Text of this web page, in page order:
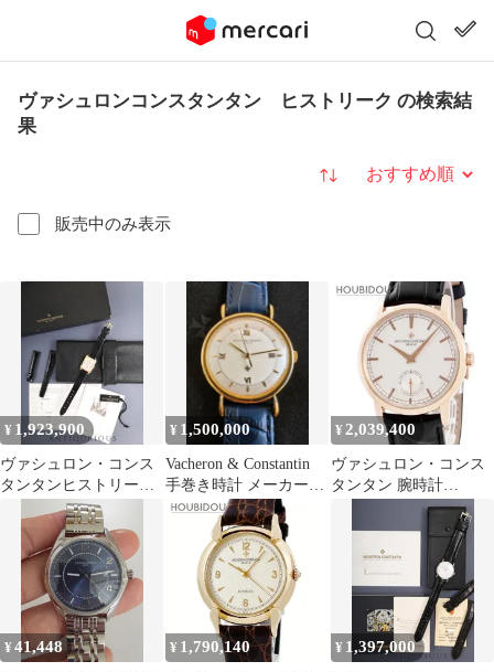
ヴァシュロンコンスタンタン ヒストリーク の検索結
果
販売中のみ表示
並び替え
¥ 1,923,900
ヴァシュロン・コンス
タンタンヒストリーク
キャビノチェ 手巻き
YG 革純正ピンバック
ル（750YG） アイボリ
ー文字盤1996年頃 箱 保
証書 ケース冊子オーバ
ーホール済み
¥ 1,500,000
Vacheron & Constantin
手巻き時計 メーカー
OH済
¥ 2,039,400
ヴァシュロン・コンス
タンタン 腕時計
82172/000R-9382 鑑定済
み ブランド
¥41,448 ¥ 1,790,140 ¥ 1,397,000